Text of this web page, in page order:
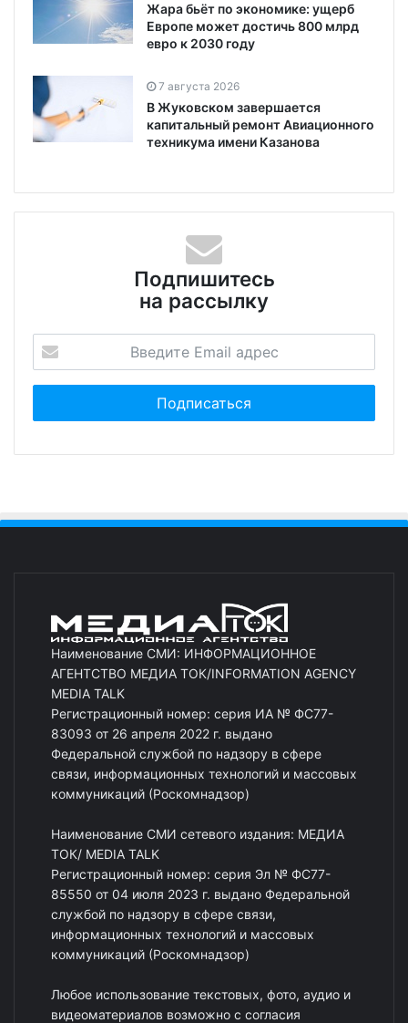
Жара бьёт по экономике: ущерб
Европе может достичь 800 млрд
евро к 2030 году
7 августа 2026
В Жуковском завершается
капитальный ремонт Авиационного
техникума имени Казанова
Подпишитесь
на рассылку
Наименование СМИ: ИНФОРМАЦИОННОЕ
АГЕНТСТВО МЕДИА ТОК/INFORMATION AGENCY
MEDIA TALK
Регистрационный номер: серия ИА № ФС77-
83093 от 26 апреля 2022 г. выдано
Федеральной службой по надзору в сфере
связи, информационных технологий и массовых
коммуникаций (Роскомнадзор)
Наименование СМИ сетевого издания: МЕДИА
ТОК/ MEDIA TALK
Регистрационный номер: серия Эл № ФС77-
85550 от 04 июля 2023 г. выдано Федеральной
службой по надзору в сфере связи,
информационных технологий и массовых
коммуникаций (Роскомнадзор)
Любое использование текстовых, фото, аудио и
видеоматериалов возможно с согласия